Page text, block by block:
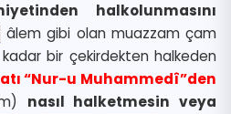
halkolunmasını
âlem gibi olan muazzam çam
bir çekirdekten halkeden
“Nur-u Muhammedî”den
nasıl halketmesin veya